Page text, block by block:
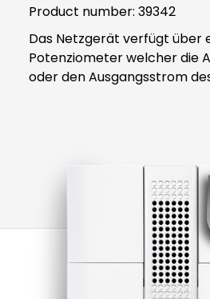
Product number: 39342
Das Netzgerät verfügt über
Potenziometer welcher die
oder den Ausgangsstrom
Einsatz bei allen Geräten
Sekundärspannung von 12 V